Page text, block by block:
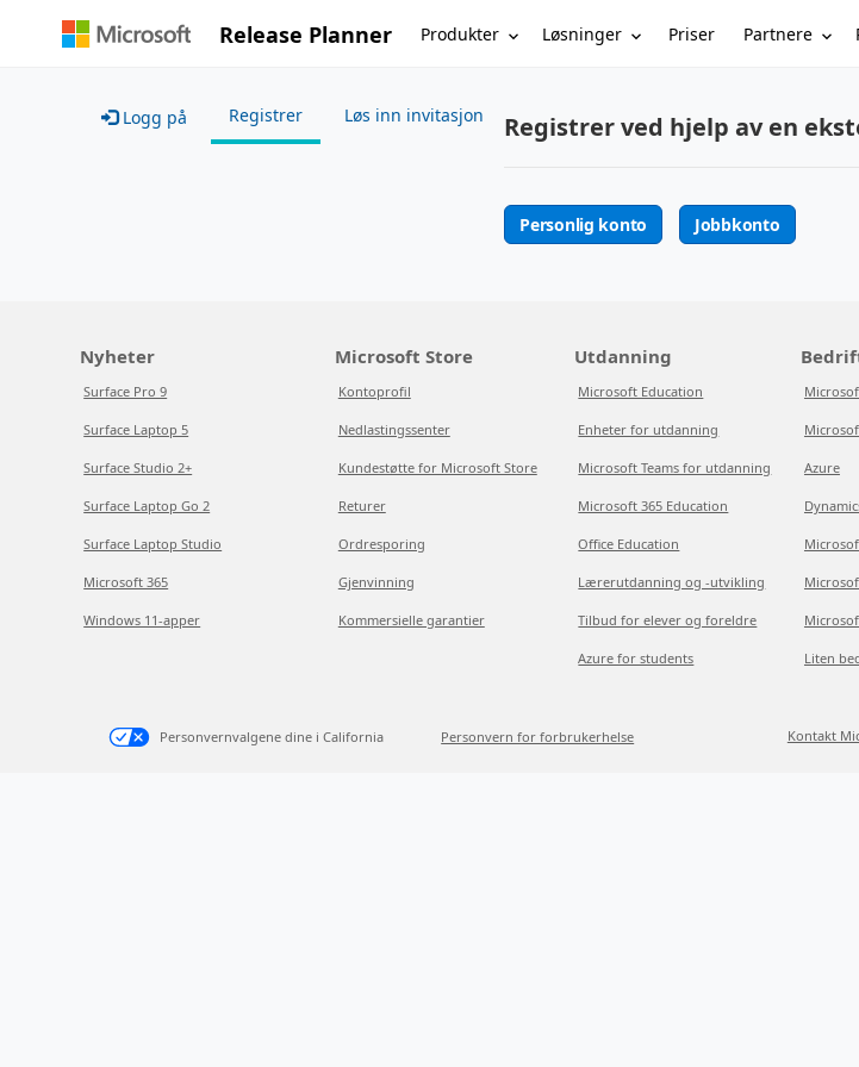
Release Planner Produkter Løsninger Priser Partnere
Logg på Registrer Løs inn invitasjon Registrer ved hjelp av en
Personlig konto Jobbkonto
Nyheter
Surface Pro 9
Surface Laptop 5
Surface Studio 2+
Surface Laptop Go 2
Surface Laptop Studio
Microsoft 365
Windows 11-apper
Microsoft Store
Kontoprofil
Nedlastingssenter
Kundestøtte for Microsoft Store
Returer
Ordresporing
Gjenvinning
Kommersielle garantier
Utdanning
Microsoft Education
Enheter for utdanning
Microsoft Teams for utdanning
Microsoft 365 Education
Office Education
Lærerutdanning og -utvikling
Tilbud for elever og foreldre
Azure for students
Azure
Liten
Personvernvalgene dine i California Personvern for forbrukerhelse Kontakt